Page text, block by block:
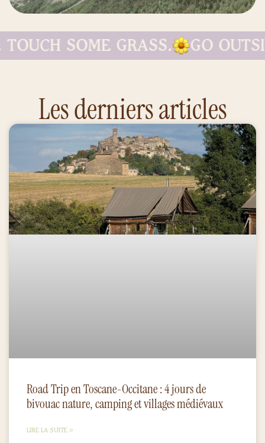
SOME GRASS. GO
Les derniers articles
Road Trip en Toscane-Occitane : 4 jours de
bivouac nature, camping et villages médiévaux
LIRE LA SUITE »